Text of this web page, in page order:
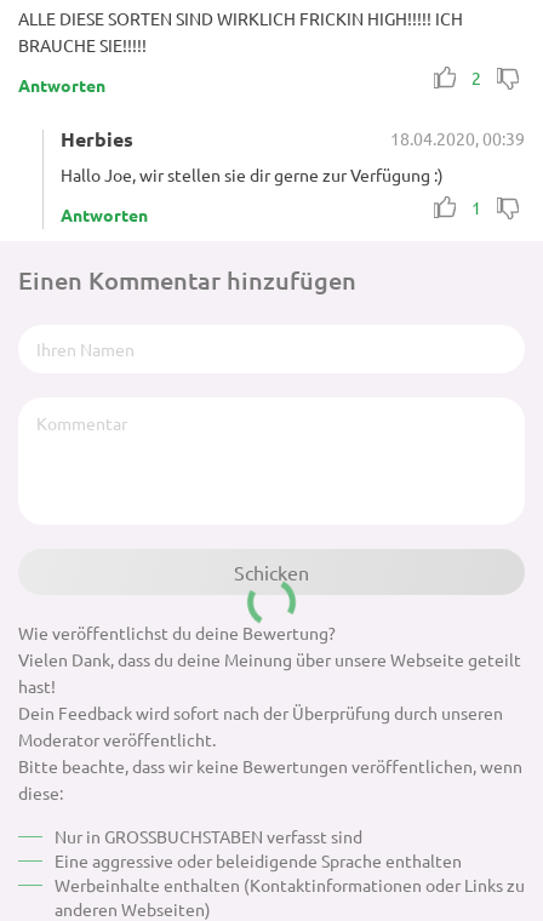
ALLE DIESE SORTEN SIND WIRKLICH FRICKIN HIGH!!!!! ICH
BRAUCHE SIE!!!!!
2
Antworten
Herbies
18.04.2020, 00:39
Hallo Joe, wir stellen sie dir gerne zur Verfügung :)
1
Antworten
Einen Kommentar hinzufügen
Wie veröffentlichst du deine Bewertung?
Vielen Dank, dass du deine Meinung über unsere Webseite geteilt
hast!
Dein Feedback wird sofort nach der Überprüfung durch unseren
Moderator veröffentlicht.
Bitte beachte, dass wir keine Bewertungen veröffentlichen, wenn
diese:
Nur in GROSSBUCHSTABEN verfasst sind
Eine aggressive oder beleidigende Sprache enthalten
Werbeinhalte enthalten (Kontaktinformationen oder Links zu
anderen Webseiten)